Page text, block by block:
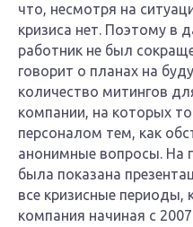
что, несмотря на
кризиса нет. Поэтому в
работник не был
говорит о планах на
количество митингов
компании, на которых
персоналом тем, как
анонимные вопросы. На
была показана
все кризисные периоды,
компания начиная с